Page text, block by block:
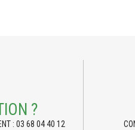
?
: 03 68 04 40 12